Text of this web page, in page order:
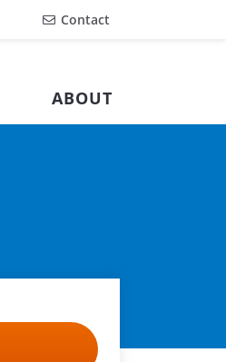
Contact
ABOUT